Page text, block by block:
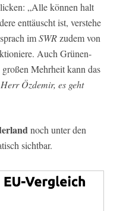
„Alle können halt
enttäuscht ist, verstehe
imSWRzudem von
Auch Grünen-
Mehrheit kann das
Özdemir, es geht
noch unter den
sichtbar.